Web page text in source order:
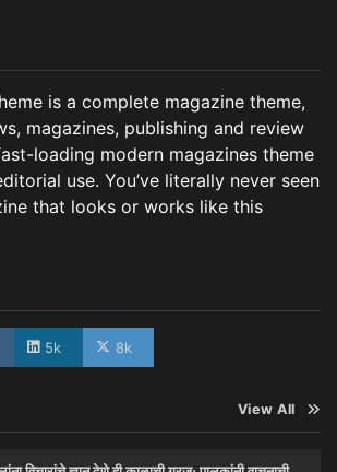
is a complete magazine theme,
magazines, publishing and review
loading modern magazines theme
use. You’ve literally never seen
that looks or works like this
5k 8k
View All